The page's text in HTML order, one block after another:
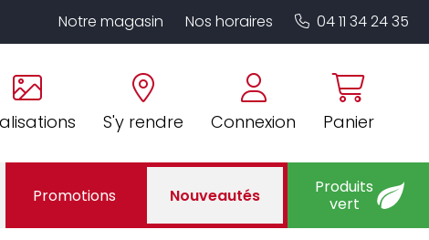
S'y rendre Connexion Panier
Notre magasin Nos horaires 04 11 34 24 35
Promotions Nouveautés
Produits
vert